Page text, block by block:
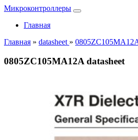
Микроконтроллеры
Главная
Главная » datasheet »
0805ZC105MA12A datasheet